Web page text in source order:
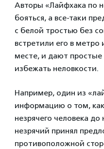
Авторы «Лайфхака по
бояться, а все-таки
с белой тростью без
встретили его в
месте, и дают
избежать неловкости.
Например, один из
информацию о том,
незрячего человека
незрячий принял
противоположной